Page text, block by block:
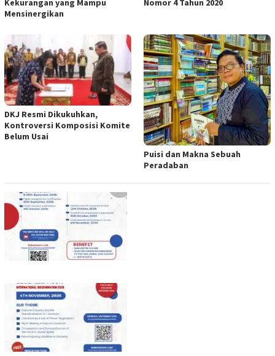
Kekurangan yang Mampu
Mensinergikan
Nomor 4 Tahun 2020
DKJ Resmi Dikukuhkan,
Kontroversi Komposisi Komite
Belum Usai
Puisi dan Makna Sebuah
Peradaban